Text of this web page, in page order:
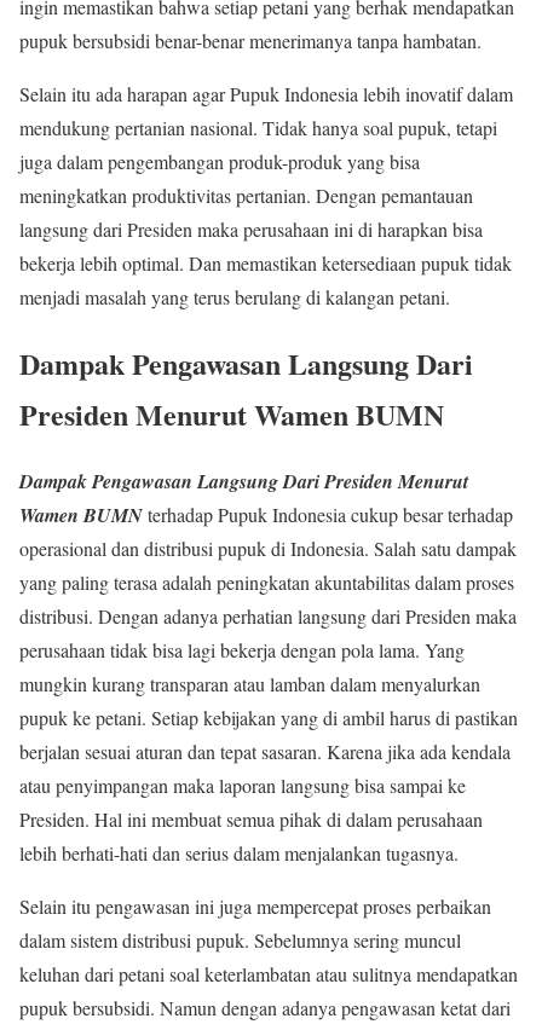
ingin memastikan bahwa setiap petani yang berhak mendapatkan
pupuk bersubsidi benar-benar menerimanya tanpa hambatan.
Selain itu ada harapan agar Pupuk Indonesia lebih inovatif dalam
mendukung pertanian nasional. Tidak hanya soal pupuk, tetapi
juga dalam pengembangan produk-produk yang bisa
meningkatkan produktivitas pertanian. Dengan pemantauan
langsung dari Presiden maka perusahaan ini di harapkan bisa
bekerja lebih optimal. Dan memastikan ketersediaan pupuk tidak
menjadi masalah yang terus berulang di kalangan petani.
Dampak Pengawasan Langsung Dari
Presiden Menurut Wamen BUMN
Dampak Pengawasan Langsung Dari Presiden Menurut
Wamen BUMNterhadap Pupuk Indonesia cukup besar terhadap
operasional dan distribusi pupuk di Indonesia. Salah satu dampak
yang paling terasa adalah peningkatan akuntabilitas dalam proses
distribusi. Dengan adanya perhatian langsung dari Presiden maka
perusahaan tidak bisa lagi bekerja dengan pola lama. Yang
mungkin kurang transparan atau lamban dalam menyalurkan
pupuk ke petani. Setiap kebijakan yang di ambil harus di pastikan
berjalan sesuai aturan dan tepat sasaran. Karena jika ada kendala
atau penyimpangan maka laporan langsung bisa sampai ke
Presiden. Hal ini membuat semua pihak di dalam perusahaan
lebih berhati-hati dan serius dalam menjalankan tugasnya.
Selain itu pengawasan ini juga mempercepat proses perbaikan
dalam sistem distribusi pupuk. Sebelumnya sering muncul
keluhan dari petani soal keterlambatan atau sulitnya mendapatkan
pupuk bersubsidi. Namun dengan adanya pengawasan ketat dari